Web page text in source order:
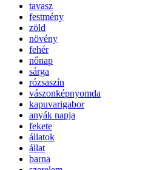
tavasz
festmény
zöld
növény
fehér
nőnap
sárga
rózsaszín
vászonképnyomda
kapuvarigabor
anyák napja
fekete
állatok
állat
barna